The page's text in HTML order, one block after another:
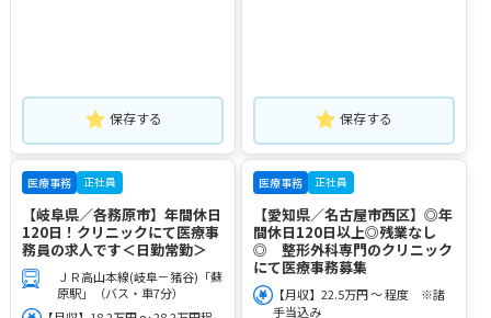
保存する 保存する
医療事務 正社員
【岐阜県／各務原市】年間休日
120日！クリニックにて医療事
務員の求人です＜日勤常勤＞
ＪＲ高山本線(岐阜－猪谷)「蘇
原駅」（バス・車7分）
医療事務 正社員
【愛知県／名古屋市西区】◎年
間休日120日以上◎残業なし
◎ 整形外科専門のクリニック
にて医療事務募集
【月収】22.5万円 ～ 程度 ※諸
手当込み